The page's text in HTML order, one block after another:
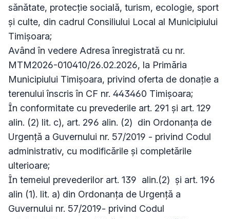
sănătate, protecţie socială, turism, ecologie, sport
şi culte, din cadrul Consiliului Local al Municipiului
Timişoara;
Având în vedere Adresa înregistrată cu nr.
MTM2026-010410/26.02.2026, la Primăria
Municipiului Timișoara, privind oferta de donație a
terenului înscris în CF nr. 443460 Timișoara;
În conformitate cu prevederile art. 291 și art. 129
alin. (2) lit. c), art. 296 alin. (2) din Ordonanţa de
Urgenţă a Guvernului nr. 57/2019 - privind Codul
administrativ, cu modificările și completările
ulterioare;
În temeiul prevederilor art. 139 alin.(2) și art. 196
alin (1). lit. a) din Ordonanţa de Urgenţă a
Guvernului nr. 57/2019- privind Codul